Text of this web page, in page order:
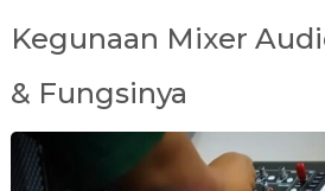
Kegunaan Mixer
& Fungsinya